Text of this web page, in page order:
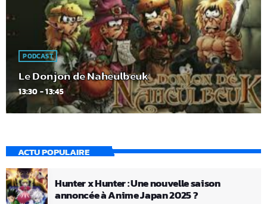
PODCAST
Le Donjon de Naheulbeuk
13:30 - 13:45
ACTU POPULAIRE
Hunter x Hunter : Une nouvelle saison
annoncée à Anime Japan 2025 ?